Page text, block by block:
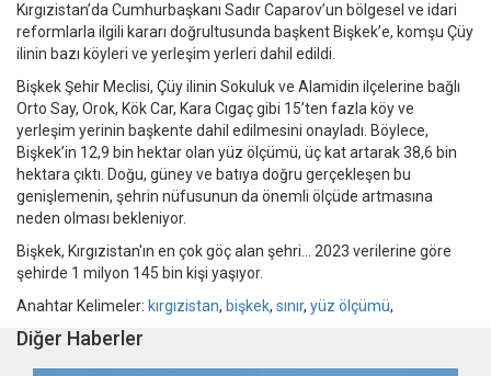
Kırgızistan’da Cumhurbaşkanı Sadır Caparov’un bölgesel ve idari
reformlarla ilgili kararı doğrultusunda başkent Bişkek’e, komşu Çüy
ilinin bazı köyleri ve yerleşim yerleri dahil edildi.
Bişkek Şehir Meclisi, Çüy ilinin Sokuluk ve Alamidin ilçelerine bağlı
Orto Say, Orok, Kök Car, Kara Cıgaç gibi 15’ten fazla köy ve
yerleşim yerinin başkente dahil edilmesini onayladı. Böylece,
Bişkek’in 12,9 bin hektar olan yüz ölçümü, üç kat artarak 38,6 bin
hektara çıktı. Doğu, güney ve batıya doğru gerçekleşen bu
genişlemenin, şehrin nüfusunun da önemli ölçüde artmasına
neden olması bekleniyor.
Bişkek, Kırgızistan'ın en çok göç alan şehri... 2023 verilerine göre
şehirde 1 milyon 145 bin kişi yaşıyor.
Anahtar Kelimeler: kırgızistan, bişkek, sınır, yüz ölçümü,
Diğer Haberler